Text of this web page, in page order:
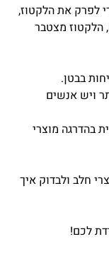
לפרק את הלקטוז,
הלקטוז מצטבר
בבטן.
ויש אנשים
בהדרגה מוצרי
חלב ולבדוק איך
לכם!